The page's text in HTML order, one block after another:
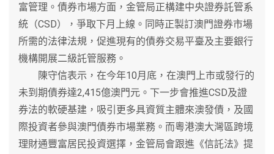
富管理。債券市場方面，金管局正構建中央證券託管系
統（CSD），爭取下月上線。同時正製訂澳門證券市場
所需的法律法規，促進現有的債券交易平臺及主要銀行
機構開展二級託管服務。
陳守信表示，在今年10月底，在澳門上市或發行的
未到期債券達2,415億澳門元。下一步會推進CSD及證
券法的軟硬基建，吸引更多具資質主體來澳發債，及國
際投資者參與澳門債券市場業務。而粵港澳大灣區跨境
理財通豐富居民投資選擇，金管局會跟進《信託法》提